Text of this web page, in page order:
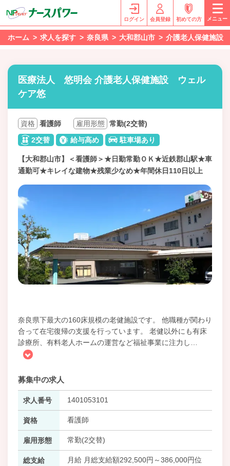
ログイン 会員登録 初めての方 メニュー
ホーム 求人を探す 奈良県 大和郡山市 介護老人保健施設
医療法人 悠明会 介護老人保健施設 ウェル
ケア悠
資格 看護師 雇用形態 常勤(2交替)
2交替
給与高め 駐車場あり
【大和郡山市】＜看護師＞★日勤常勤ＯＫ★近鉄郡山駅★車
通勤可★キレイな建物★残業少なめ★年間休日110日以上
奈良県下最大の160床規模の老健施設です。 他職種が関わり
合って在宅復帰の支援を行っています。 老健以外にも有床
診療所、有料老人ホームの運営など福祉事業に注力し
募集中の求人
求人番号 1401053101
資格 看護師
雇用形態 常勤(2交替)
総支給
月給 月総支給額292,500円～386,000円位